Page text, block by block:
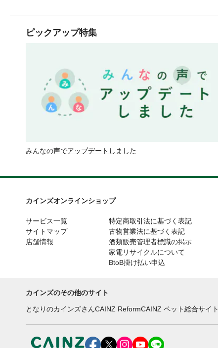
ピックアップ特集
みんなの声でアップデートしました
カインズオンラインショップ
サービス一覧
サイトマップ
店舗情報
特定商取引法に基づく表記
古物営業法に基づく表記
酒類販売管理者標識の掲示
家電リサイクルについて
BtoB掛け払い申込
カインズのその他のサイト
となりのカインズさんCAINZ ReformCAINZ ペット総合サイト